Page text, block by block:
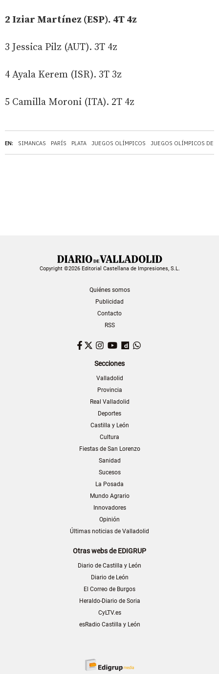
EN: SIMANCAS PARÍS PLATA JUEGOS OLÍMPICOS JUEGOS OLÍMPICOS DE
2 Iziar Martínez (ESP). 4T 4z
3 Jessica Pilz (AUT). 3T 4z
4 Ayala Kerem (ISR). 3T 3z
5 Camilla Moroni (ITA). 2T 4z
Copyright ©2026 Editorial Castellana de Impresiones, S.L.
Quiénes somos
Publicidad
Contacto
RSS
Facebook
TwitterInstagram
YouTubeDailymotion
Secciones
Valladolid
Provincia
Real Valladolid
Deportes
Castilla y León
Cultura
Fiestas de San Lorenzo
Sanidad
Sucesos
La Posada
Mundo Agrario
Innovadores
Opinión
Últimas noticias de Valladolid
Otras webs de EDIGRUP
Diario de Castilla y León
Diario de León
El Correo de Burgos
Heraldo-Diario de Soria
CyLTV.es
esRadio Castilla y León